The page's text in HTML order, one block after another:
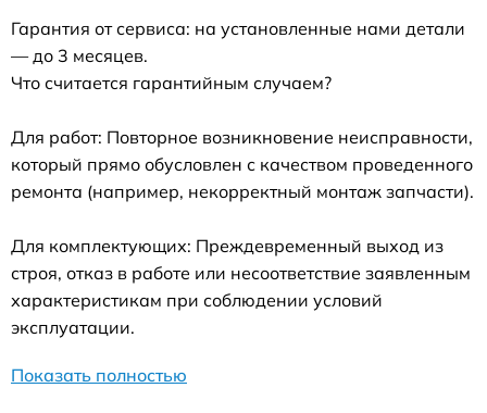
Гарантия от сервиса: на установленные нами детали
— до 3 месяцев.
Что считается гарантийным случаем?
Для работ: Повторное возникновение неисправности,
который прямо обусловлен с качеством проведенного
ремонта (например, некорректный монтаж запчасти).
Для комплектующих: Преждевременный выход из
строя, отказ в работе или несоответствие заявленным
характеристикам при соблюдении условий
эксплуатации.
Показать полностью